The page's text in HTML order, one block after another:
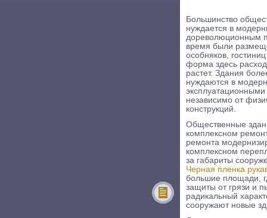
Большинство
нуждается в
дореволюционным
время были
особняков,
форма здесь
растет. Здания
нуждаются в
независимо от
конструкций.
Общественные
комплексном
ремонта
комплексном
за габариты
Черная пленка
большие площади,
защиты от грязи и
радикальный
сооружают новые